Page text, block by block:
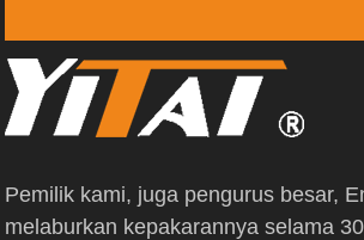
Pemilik kami, juga pengurus besar,
melaburkan kepakarannya selama